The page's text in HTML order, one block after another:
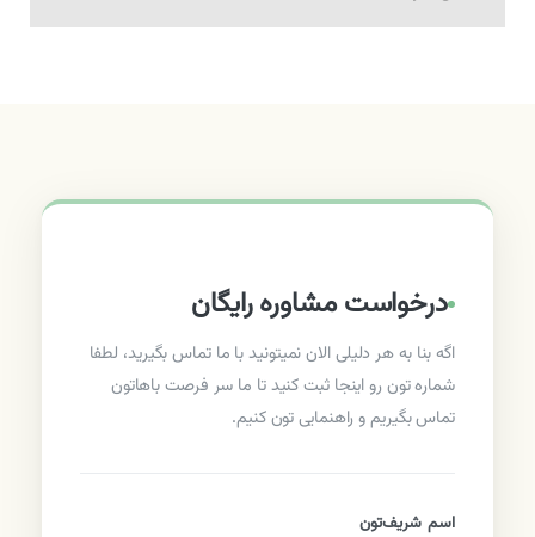
درخواست مشاوره رایگان
اگه بنا به هر دلیلی الان نمیتونید با ما تماس بگیرید، لطفا
شماره تون رو اینجا ثبت کنید تا ما سر فرصت باهاتون
تماس بگیریم و راهنمایی تون کنیم.
اسم شریف‌تون